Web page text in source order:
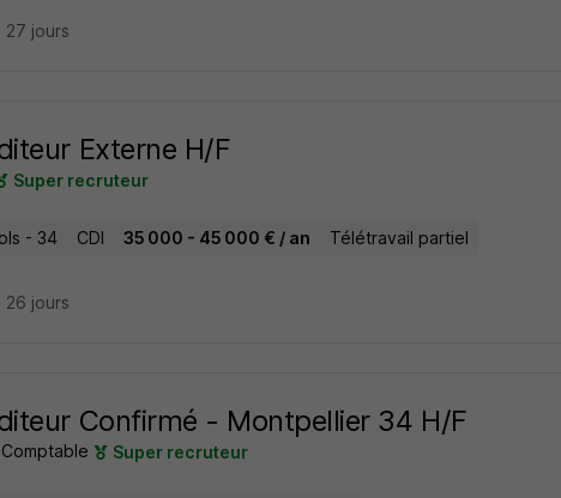
27 jours
Externe H/F
Super recruteur
- 34 CDI 35 000 - 45 000 € / an Télétravail partiel
26 jours
Confirmé - Montpellier 34 H/F
Super recruteur